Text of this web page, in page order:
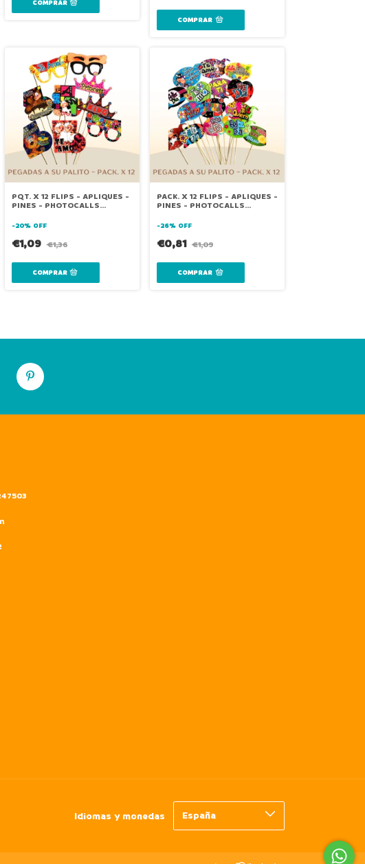
PQT. X 12 FLIPS - APLIQUES -
PINES - PHOTOCALLS
-20% OFF
€1,09 €1,36
PACK. X 12 FLIPS - APLIQUES -
PINES - PHOTOCALLS
-26% OFF
€0,81 €1,09
Idiomas y monedas